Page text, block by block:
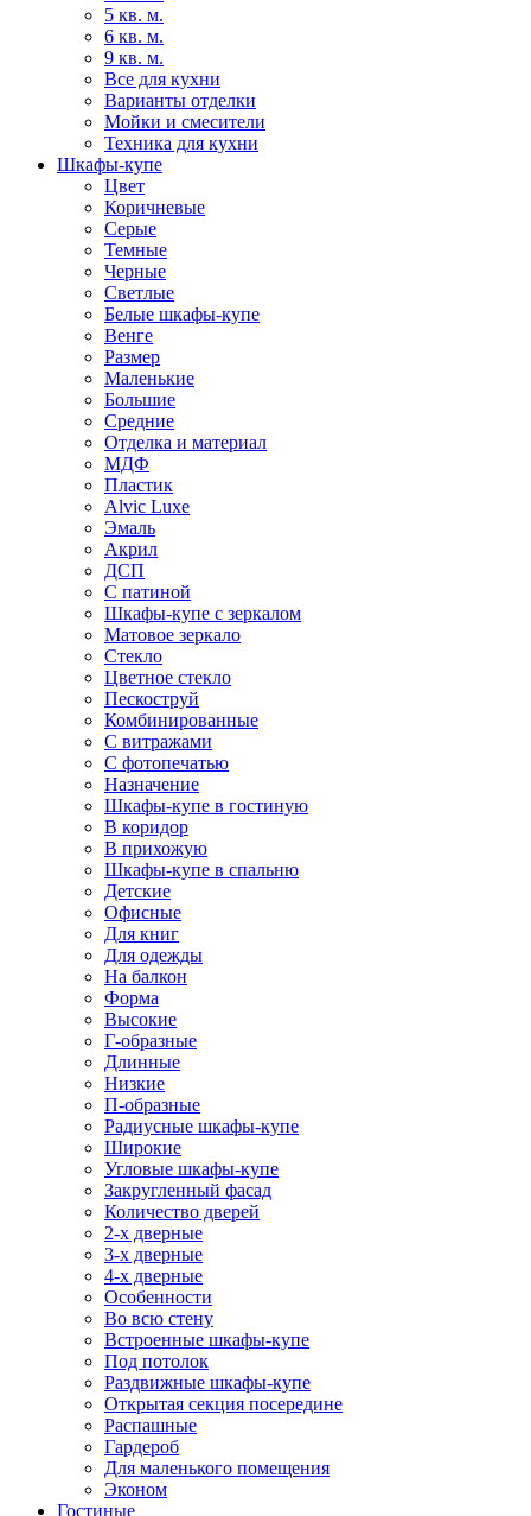
5 кв. м.
6 кв. м.
9 кв. м.
Все для кухни
Варианты отделки
Мойки и смесители
Техника для кухни
Шкафы-купе
Цвет
Коричневые
Серые
Темные
Черные
Светлые
Белые шкафы-купе
Венге
Размер
Маленькие
Большие
Средние
Отделка и материал
МДФ
Пластик
Alvic Luxe
Эмаль
Акрил
ДСП
С патиной
Шкафы-купе с зеркалом
Матовое зеркало
Стекло
Цветное стекло
Пескоструй
Комбинированные
С витражами
С фотопечатью
Назначение
Шкафы-купе в гостиную
В коридор
В прихожую
Шкафы-купе в спальню
Детские
Офисные
Для книг
Для одежды
На балкон
Форма
Высокие
Г-образные
Длинные
Низкие
П-образные
Радиусные шкафы-купе
Широкие
Угловые шкафы-купе
Закругленный фасад
Количество дверей
2-х дверные
3-х дверные
4-х дверные
Особенности
Во всю стену
Встроенные шкафы-купе
Под потолок
Раздвижные шкафы-купе
Открытая секция посередине
Распашные
Гардероб
Для маленького помещения
Эконом
Гостиные